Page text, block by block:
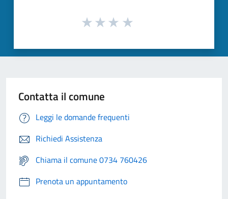
Contatta il comune
Leggi le domande frequenti
Richiedi Assistenza
Chiama il comune 0734 760426
Prenota un appuntamento